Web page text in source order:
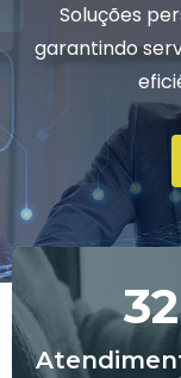
Soluções
garantindo
32